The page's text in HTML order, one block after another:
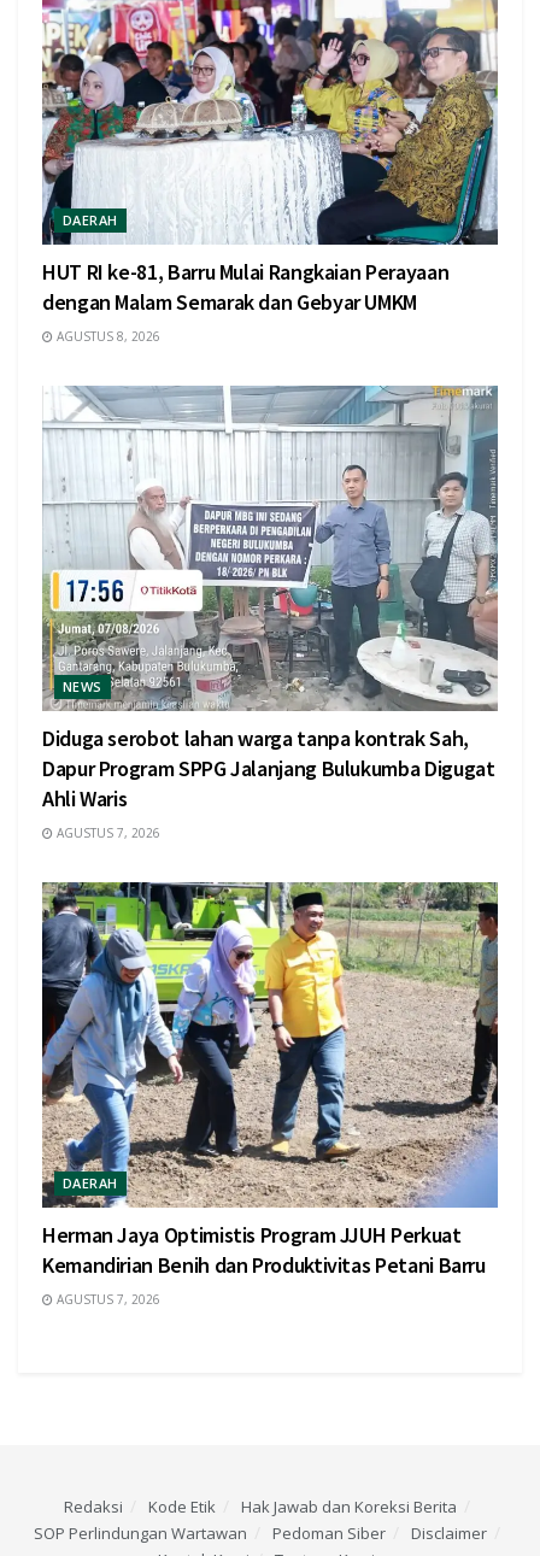
DAERAH
HUT RI ke-81, Barru Mulai Rangkaian Perayaan
dengan Malam Semarak dan Gebyar UMKM
AGUSTUS 8, 2026
NEWS
Diduga serobot lahan warga tanpa kontrak Sah,
Dapur Program SPPG Jalanjang Bulukumba Digugat
Ahli Waris
AGUSTUS 7, 2026
DAERAH
Herman Jaya Optimistis Program JJUH Perkuat
Kemandirian Benih dan Produktivitas Petani Barru
AGUSTUS 7, 2026
Redaksi Kode Etik
Hak Jawab dan Koreksi Berita
SOP Perlindungan Wartawan
Pedoman Siber
Disclaimer